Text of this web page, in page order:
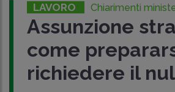
LAVORO Chiarimenti
Assunzione
come
richiedere il